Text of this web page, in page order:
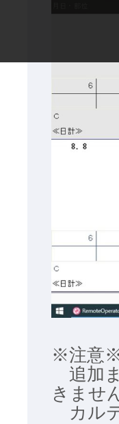
※注意
追加
きませ
カル